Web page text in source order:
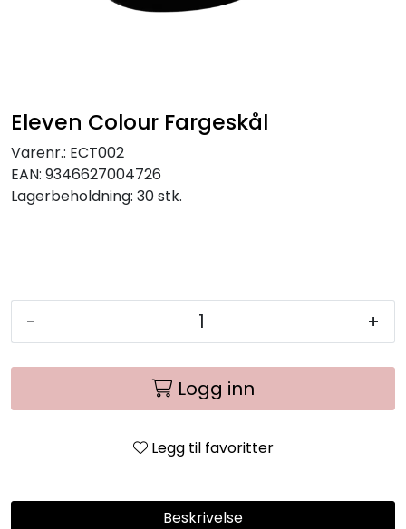
Eleven Colour Fargeskål
Varenr.: ECT002
EAN: 9346627004726
Lagerbeholdning: 30 stk.
- +
Logg inn
Legg til favoritter
Beskrivelse